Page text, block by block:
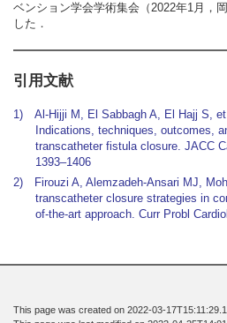
ベンション学会学術集会（2022年1月，
した．
引用文献
1) Al-Hijji M, El Sabbagh A, El Hajj S,
Indications, techniques, outcomes,
transcatheter fistula closure. JACC
1393–1406
2) Firouzi A, Alemzadeh-Ansari MJ,
transcatheter closure strategies in
of-the-art approach. Curr Probl
This page was created on 2022-03-